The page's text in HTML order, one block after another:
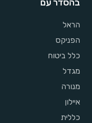
בהסדר עם
הראל
הפניקס
כלל ביטוח
מגדל
מנורה
איילון
כללית